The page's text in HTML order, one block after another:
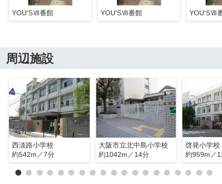
YOU'SⅦ番館 YOU'SⅦ番館 YOU'SⅦ
周辺施設
西淡路小学校
約542m／7分
大阪市立北中島小学校
約1042m／14分
啓発小学校
約959m／